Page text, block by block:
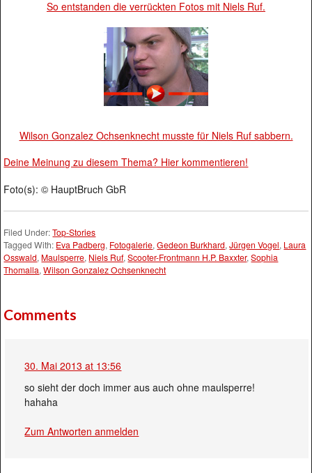
So entstanden die verrückten Fotos mit Niels Ruf.
Wilson Gonzalez Ochsenknecht musste für Niels Ruf sabbern.
Deine Meinung zu diesem Thema? Hier kommentieren!
Foto(s): © HauptBruch GbR
Filed Under:Top-Stories
Tagged With: Eva Padberg, Fotogalerie,Gedeon Burkhard,Jürgen Vogel, Laura
Osswald, Maulsperre, Niels Ruf,Scooter-Frontmann H.P. Baxxter,Sophia
Thomalla,Wilson Gonzalez Ochsenknecht
Comments
30. Mai 2013 at 13:56
so sieht der doch immer aus auch ohne maulsperre!
hahaha
Zum Antworten anmelden